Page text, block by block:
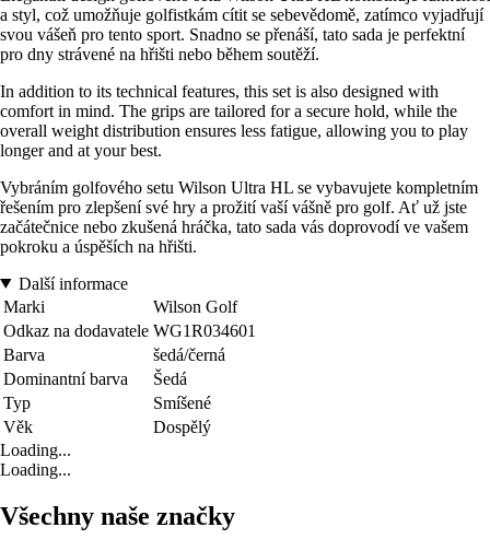
a styl, což umožňuje golfistkám cítit se sebevědomě, zatímco vyjadřují
svou vášeň pro tento sport. Snadno se přenáší, tato sada je perfektní
pro dny strávené na hřišti nebo během soutěží.
In addition to its technical features, this set is also designed with
comfort in mind. The grips are tailored for a secure hold, while the
overall weight distribution ensures less fatigue, allowing you to play
longer and at your best.
Vybráním golfového setu Wilson Ultra HL se vybavujete kompletním
řešením pro zlepšení své hry a prožití vaší vášně pro golf. Ať už jste
začátečnice nebo zkušená hráčka, tato sada vás doprovodí ve vašem
pokroku a úspěších na hřišti.
Další informace
Marki
Wilson Golf
Odkaz na dodavatele WG1R034601
Barva
šedá/černá
Dominantní barva
Šedá
Typ
Smíšené
Věk
Dospělý
Loading...
Loading...
Všechny naše značky